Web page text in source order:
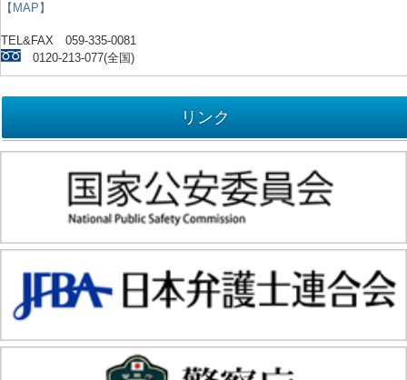
【MAP】
TEL&FAX 059-335-0081
0120-213-077(全国)
リンク